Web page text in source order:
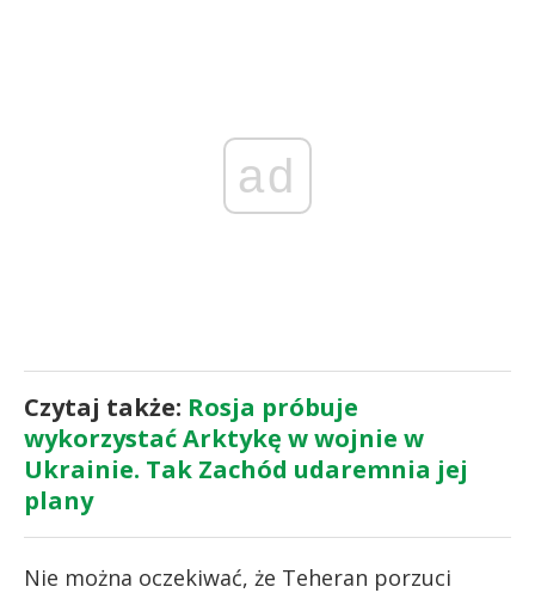
ad
Czytaj także: Rosja próbuje
wykorzystać Arktykę w wojnie w
Ukrainie. Tak Zachód udaremnia jej
plany
Nie można oczekiwać, że Teheran porzuci